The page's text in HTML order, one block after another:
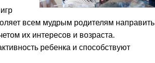
всем мудрым родителям направить
их интересов и возраста.
ребенка и способствуют